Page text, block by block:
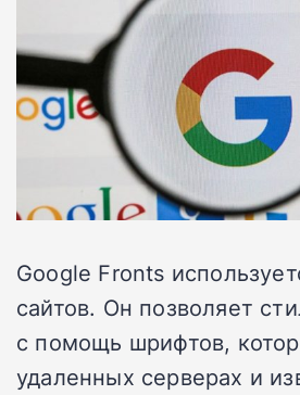
Google Fronts
сайтов. Он позволяет
с помощь шрифтов,
удаленных серверах и